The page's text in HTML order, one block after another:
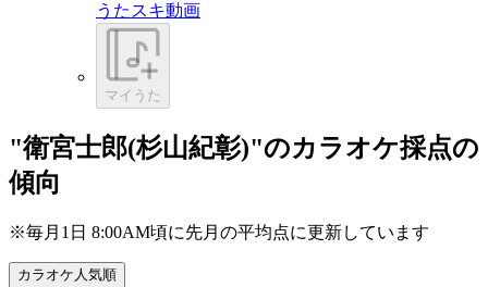
うたスキ動画
マイうた
"衛宮士郎(杉山紀彰)"のカラオケ採点の
傾向
※毎月1日 8:00AM頃に先月の平均点に更新しています
カラオケ人気順